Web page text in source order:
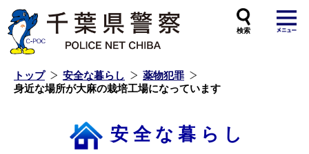
トップ 安全な暮らし
薬物犯罪
身近な場所が大麻の栽培工場になっています
安全な暮らし